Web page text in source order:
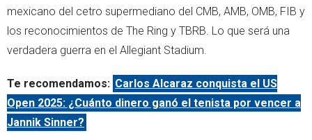
mexicano del cetro supermediano del CMB, AMB, OMB, FIB y
los reconocimientos de The Ring y TBRB. Lo que será una
verdadera guerra en el Allegiant Stadium.
Te recomendamos: Carlos Alcaraz conquista el US
Open 2025: ¿Cuánto dinero ganó el tenista por vencer a
Jannik Sinner?